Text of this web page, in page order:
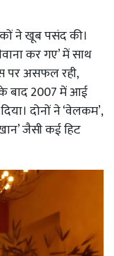
ने खूब पसंद की।
कर गए’ में साथ
पर असफल रही,
बाद 2007 में आई
दोनों ने ‘वेलकम’,
जैसी कई हिट